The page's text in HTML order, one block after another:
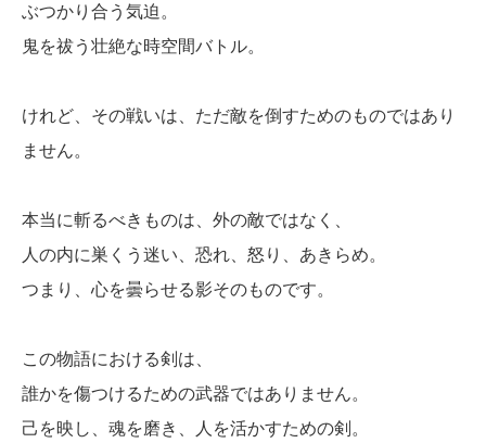
ぶつかり合う気迫。
鬼を祓う壮絶な時空間バトル。
けれど、その戦いは、ただ敵を倒すためのものではあり
ません。
本当に斬るべきものは、外の敵ではなく、
人の内に巣くう迷い、恐れ、怒り、あきらめ。
つまり、心を曇らせる影そのものです。
この物語における剣は、
誰かを傷つけるための武器ではありません。
己を映し、魂を磨き、人を活かすための剣。